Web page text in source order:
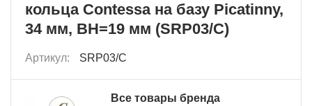
кольца Contessa на базу Picatinny,
34 мм, BH=19 мм (SRP03/C)
Артикул: SRP03/C
Все товары бренда